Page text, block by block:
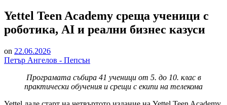
Yettel Teen Academy среща ученици с
роботика, AI и реални бизнес казуси
on 22.06.2026
Петър Ангелов - Пепсън
Програмата събира 41 ученици от 5. до 10. клас в
практически обучения и срещи с екипи на телекома